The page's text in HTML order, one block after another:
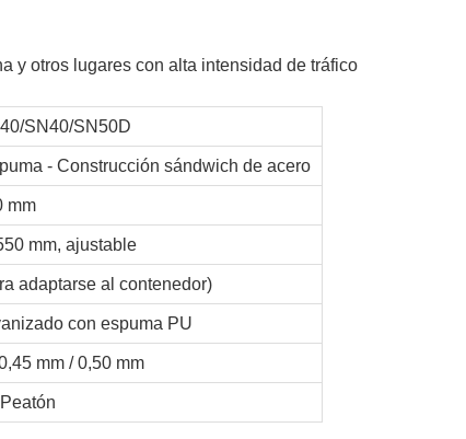
y otros lugares con alta intensidad de tráfico
SN40/SN50D
- Construcción sándwich de acero
mm
mm, ajustable
adaptarse al contenedor)
con espuma PU
mm / 0,50 mm